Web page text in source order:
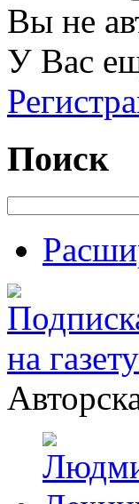
Вы не
У Вас
Поиск